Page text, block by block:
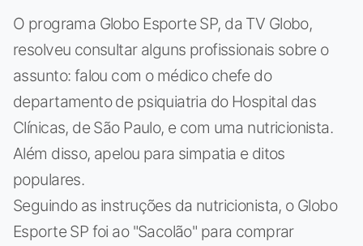
O programa Globo Esporte SP, da TV Globo,
resolveu consultar alguns profissionais sobre o
assunto: falou com o médico chefe do
departamento de psiquiatria do Hospital das
Clínicas, de São Paulo, e com uma nutricionista.
Além disso, apelou para simpatia e ditos
populares.
Seguindo as instruções da nutricionista, o Globo
Esporte SP foi ao "Sacolão" para comprar